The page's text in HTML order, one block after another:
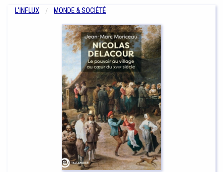
L'INFLUX MONDE & SOCIÉTÉ